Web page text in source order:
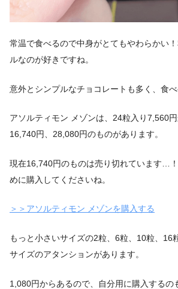
常温で食べるので中身がとてもやわらかい
ルなのが好きですね。
意外とシンプルなチョコレートも多く、食べ
アソルティモン メゾンは、24粒入り7,560円
16,740円、28,080円のものがあります。
現在16,740円のものは売り切れています…
めに購入してくださいね。
＞＞アソルティモン メゾンを購入する
もっと小さいサイズの2粒、6粒、10粒、16
サイズのアタンションがあります。
1,080円からあるので、自分用に購入するの